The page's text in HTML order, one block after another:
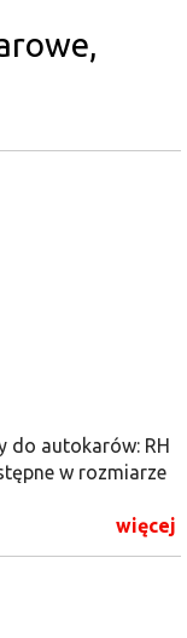
do autokarów: RH
w rozmiarze
więcej